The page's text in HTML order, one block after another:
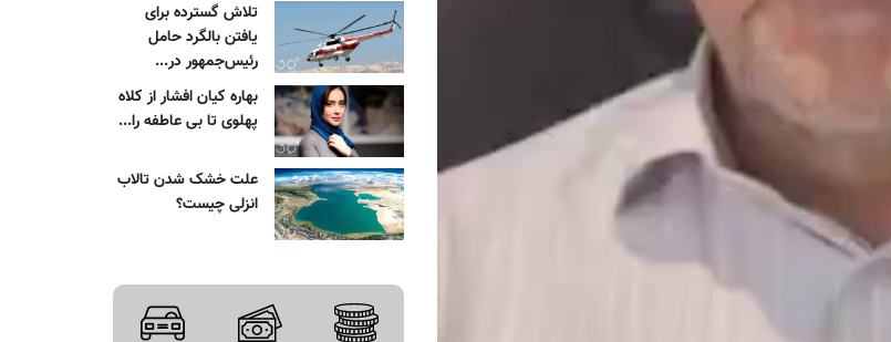
تلاش گسترده برای
یافتن بالگرد حامل
رئیس‌جمهور در...
بهاره کیان افشار از کلاه
پهلوی تا بی عاطفه را...
علت خشک شدن تالاب
انزلی چیست؟